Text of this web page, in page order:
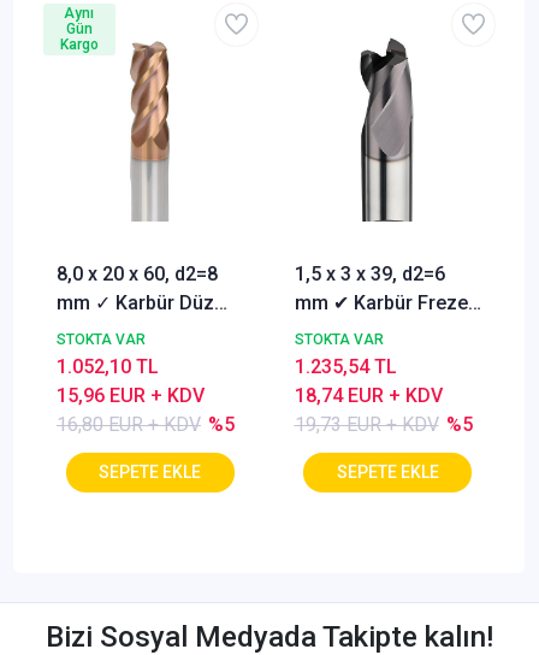
8,0 x 20 x 60, d2=8
mm ✓ Karbür Düz
Freze, Parmak freze
ucu Z=4,TiSiN
Kaplamalı
STOKTA VAR
16,80 EUR + KDV %5
15,96 EUR + KDV
1.052,10 TL
Aynı
Gün
Kargo
1,5 x 3 x 39, d2=6
mm ✔ Karbür Freze
ucu, Z=3, Kaplamalı,
30°
STOKTA VAR
19,73 EUR + KDV %5
18,74 EUR + KDV
1.235,54 TL
Bizi Sosyal Medyada Takipte kalın!